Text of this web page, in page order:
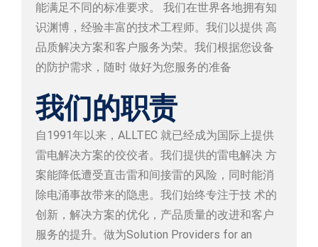
能满足不同的标准要求。 我们在世界各地拥有知
识渊博，经验丰富的技术工程师。我们以提供 高
品质解决方案和客户服务为荣。我们根据您设备
的防护需求，随时 做好为您服务的准备
我们的职责
自1991年以来，ALLTEC 就已经成为国际上提供
雷电解决方案的佼佼者。我们提供的雷电解决 方
案能降低遭受直击雷和间接雷的风险，同时能消
除电涌事故带来的隐患。我们始终专注于技 术的
创新，解决方案的优化，产品质量的改进和客户
服务的提升。做为Solution Providers for an